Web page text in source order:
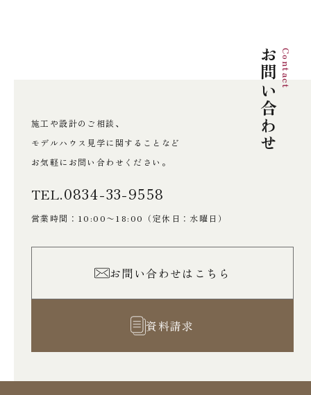
お問い合わせContact
施工や設計のご相談、
モデルハウス見学に関することなど
お気軽にお問い合わせください。
TEL.0834-33-9558
営業時間：10:00〜18:00 （定休日：水曜日）
お問い合わせはこちら
資料請求